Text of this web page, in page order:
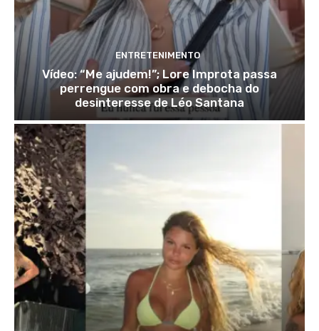
ENTRETENIMENTO
Vídeo: “Me ajudem!”; Lore Improta passa
perrengue com obra e debocha do
desinteresse de Léo Santana